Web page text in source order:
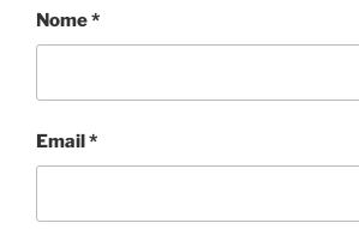
Nome*
Email*